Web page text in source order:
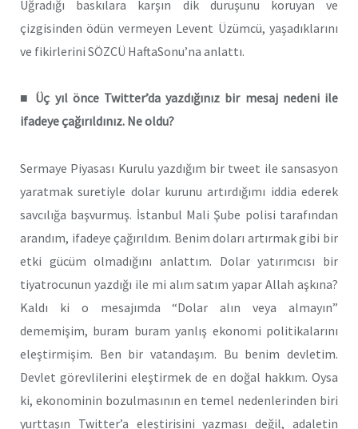
Uğradığı baskılara karşın dik duruşunu koruyan ve
çizgisinden ödün vermeyen Levent Üzümcü, yaşadıklarını
ve fikirlerini SÖZCÜ HaftaSonu’na anlattı.
■ Üç yıl önce Twitter’da yazdığınız bir mesaj nedeni ile
ifadeye çağırıldınız. Ne oldu?
Sermaye Piyasası Kurulu yazdığım bir tweet ile sansasyon
yaratmak suretiyle dolar kurunu artırdığımı iddia ederek
savcılığa başvurmuş. İstanbul Mali Şube polisi tarafından
arandım, ifadeye çağırıldım. Benim doları artırmak gibi bir
etki gücüm olmadığını anlattım. Dolar yatırımcısı bir
tiyatrocunun yazdığı ile mi alım satım yapar Allah aşkına?
Kaldı ki o mesajımda “Dolar alın veya almayın”
dememişim, buram buram yanlış ekonomi politikalarını
eleştirmişim. Ben bir vatandaşım. Bu benim devletim.
Devlet görevlilerini eleştirmek de en doğal hakkım. Oysa
ki, ekonominin bozulmasının en temel nedenlerinden biri
yurttaşın Twitter’a eleştirisini yazması değil, adaletin